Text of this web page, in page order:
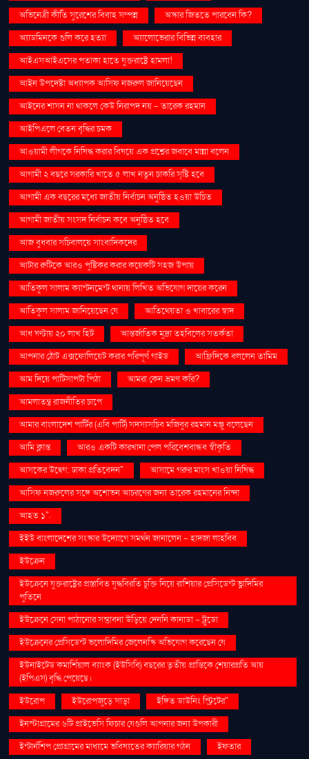
অভিনেত্রী কীর্তি সুরেশের বিবাহ সম্পন্ন
অস্কার জিততে পারবেন কি?
অ্যাডমিনকে গুলি করে হত্যা
অ্যালোভেরার বিভিন্ন ব্যবহার
আইএসআইএসের পতাকা হাতে যুক্তরাষ্ট্রে হামলা!
আইন উপদেষ্টা অধ্যাপক আসিফ নজরুল জানিয়েছেন
আইনের শাসন না থাকলে কেউ নিরাপদ নয় - তারেক রহমান
আইপিএলে বেতন বৃদ্ধির চমক
আওয়ামী লীগকে নিষিদ্ধ করার বিষয়ে এক প্রশ্নের জবাবে মান্না বলেন
আগামী ২ বছরে সরকারি খাতে ৫ লাখ নতুন চাকরি সৃষ্টি হবে
আগামী এক বছরের মধ্যে জাতীয় নির্বাচন অনুষ্ঠিত হওয়া উচিত
আগামী জাতীয় সংসদ নির্বাচন কবে অনুষ্ঠিত হবে
আজ বুধবার সচিবালয়ে সাংবাদিকদের
আটার রুটিকে আরও পুষ্টিকর করার কয়েকটি সহজ উপায়
আতিকুল সালাম ক্যান্টনমেন্ট থানায় লিখিত অভিযোগ দায়ের করেন
আতিকুল সালাম জানিয়েছেন যে
আতিথেয়তা ও খাবারের স্বাদ
আধ ঘণ্টায় ২০ লাখ হিট
আন্তর্জাতিক মুদ্রা তহবিলের সতর্কতা
আপনার ঠোঁট এক্সফোলিয়েট করার পরিপূর্ণ গাইড
আফ্রিদিকে বললেন তামিম
আম দিয়ে পাটিসাপটা পিঠা
আমরা কেন ভ্রমণ করি?
আমলাতন্ত্র রাজনীতির চাপে
আমার বাংলাদেশ পার্টির (এবি পার্টি) সদস্যসচিব মজিবুর রহমান মঞ্জু বলেছেন
আমি ক্লান্ত
আরও একটি কারখানা পেল পরিবেশবান্ধব স্বীকৃতি
আসকের উদ্বেগ: ঢাকা প্রতিবেদন"
আসামে গরুর মাংস খাওয়া নিষিদ্ধ
আসিফ নজরুলের সঙ্গে অশোভন আচরণের জন্য তারেক রহমানের নিন্দা
আহত ১".
ইইউ বাংলাদেশের সংস্কার উদ্যোগে সমর্থন জানালেন - হাদজা লাহবিব
ইউক্রেন
ইউক্রেনে যুক্তরাষ্ট্রের প্রস্তাবিত যুদ্ধবিরতি চুক্তি নিয়ে রাশিয়ার প্রেসিডেন্ট ভ্লাদিমির
পুতিনে
ইউক্রেনে সেনা পাঠানোর সম্ভাবনা উড়িয়ে দেননি কানাডা - ট্রুডো
ইউক্রেনের প্রেসিডেন্ট ভলোদিমির জেলেনস্কি অভিযোগ করেছেন যে
ইউনাইটেড কমার্শিয়াল ব্যাংক (ইউসিবি) বছরের তৃতীয় প্রান্তিকে শেয়ারপ্রতি আয়
(ইপিএস) বৃদ্ধি পেয়েছে।
ইউরোপ
ইউরোপজুড়ে সাড়া
ইঙ্গিত ডাউনিং স্ট্রিটের"
ইনস্টাগ্রামের ৬টি প্রাইভেসি ফিচার যেগুলি আপনার জন্য উপকারী
ইন্টার্নশিপ প্রোগ্রামের মাধ্যমে ভবিষ্যতের ক্যারিয়ার গঠন
ইফতার